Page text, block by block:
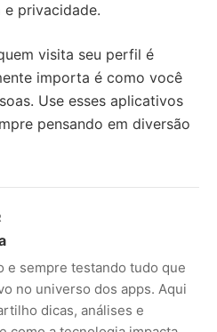
e privacidade.
visita seu perfil é
importa é como você
Use esses aplicativos
pensando em diversão
e sempre testando tudo que
no universo dos apps. Aqui
dicas, análises e